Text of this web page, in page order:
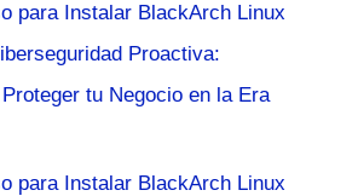
para Instalar BlackArch Linux
Proactiva:
tu Negocio en la Era
para Instalar BlackArch Linux